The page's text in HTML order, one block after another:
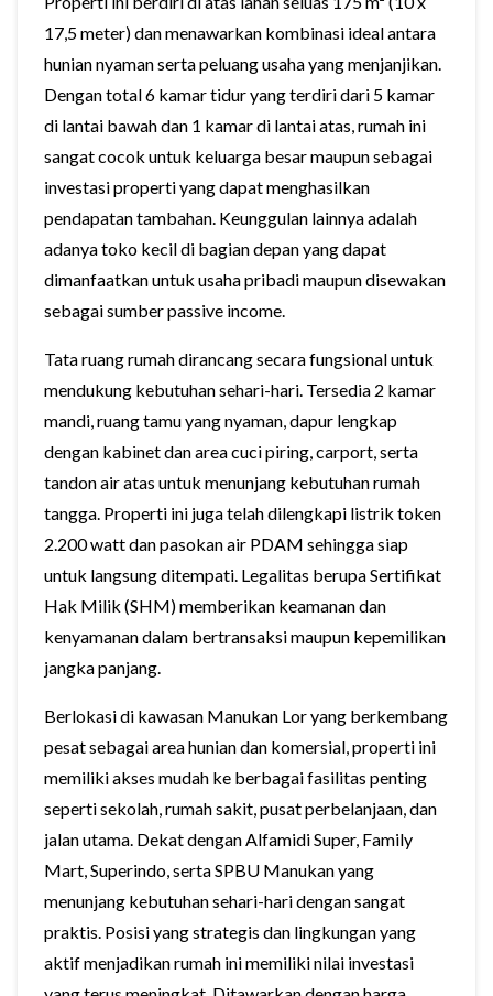
17,5 meter) dan menawarkan kombinasi ideal antara
hunian nyaman serta peluang usaha yang menjanjikan.
Dengan total 6 kamar tidur yang terdiri dari 5 kamar
di lantai bawah dan 1 kamar di lantai atas, rumah ini
sangat cocok untuk keluarga besar maupun sebagai
investasi properti yang dapat menghasilkan
pendapatan tambahan. Keunggulan lainnya adalah
adanya toko kecil di bagian depan yang dapat
dimanfaatkan untuk usaha pribadi maupun disewakan
sebagai sumber passive income.
Tata ruang rumah dirancang secara fungsional untuk
mendukung kebutuhan sehari-hari. Tersedia 2 kamar
mandi, ruang tamu yang nyaman, dapur lengkap
dengan kabinet dan area cuci piring, carport, serta
tandon air atas untuk menunjang kebutuhan rumah
tangga. Properti ini juga telah dilengkapi listrik token
2.200 watt dan pasokan air PDAM sehingga siap
untuk langsung ditempati. Legalitas berupa Sertifikat
Hak Milik (SHM) memberikan keamanan dan
kenyamanan dalam bertransaksi maupun kepemilikan
jangka panjang.
Berlokasi di kawasan Manukan Lor yang berkembang
pesat sebagai area hunian dan komersial, properti ini
memiliki akses mudah ke berbagai fasilitas penting
seperti sekolah, rumah sakit, pusat perbelanjaan, dan
jalan utama. Dekat dengan Alfamidi Super, Family
Mart, Superindo, serta SPBU Manukan yang
menunjang kebutuhan sehari-hari dengan sangat
praktis. Posisi yang strategis dan lingkungan yang
aktif menjadikan rumah ini memiliki nilai investasi